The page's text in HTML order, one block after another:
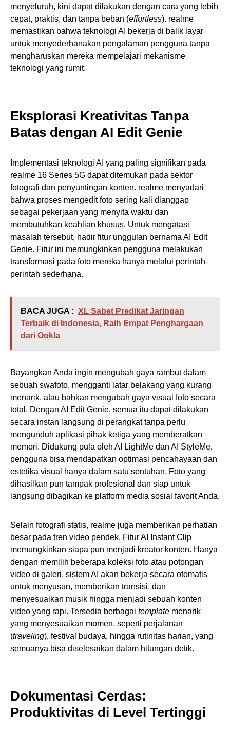
menyeluruh, kini dapat dilakukan dengan cara yang lebih
cepat, praktis, dan tanpa beban (effortless). realme
memastikan bahwa teknologi AI bekerja di balik layar
untuk menyederhanakan pengalaman pengguna tanpa
mengharuskan mereka mempelajari mekanisme
teknologi yang rumit.
Eksplorasi Kreativitas Tanpa
Batas dengan AI Edit Genie
Implementasi teknologi AI yang paling signifikan pada
realme 16 Series 5G dapat ditemukan pada sektor
fotografi dan penyuntingan konten. realme menyadari
bahwa proses mengedit foto sering kali dianggap
sebagai pekerjaan yang menyita waktu dan
membutuhkan keahlian khusus. Untuk mengatasi
masalah tersebut, hadir fitur unggulan bernama AI Edit
Genie. Fitur ini memungkinkan pengguna melakukan
transformasi pada foto mereka hanya melalui perintah-
perintah sederhana.
BACA JUGA : XL Sabet Predikat Jaringan
Terbaik di Indonesia, Raih Empat Penghargaan
dari Ookla
Bayangkan Anda ingin mengubah gaya rambut dalam
sebuah swafoto, mengganti latar belakang yang kurang
menarik, atau bahkan mengubah gaya visual foto secara
total. Dengan AI Edit Genie, semua itu dapat dilakukan
secara instan langsung di perangkat tanpa perlu
mengunduh aplikasi pihak ketiga yang memberatkan
memori. Didukung pula oleh AI LightMe dan AI StyleMe,
pengguna bisa mendapatkan optimasi pencahayaan dan
estetika visual hanya dalam satu sentuhan. Foto yang
dihasilkan pun tampak profesional dan siap untuk
langsung dibagikan ke platform media sosial favorit Anda.
Selain fotografi statis, realme juga memberikan perhatian
besar pada tren video pendek. Fitur AI Instant Clip
memungkinkan siapa pun menjadi kreator konten. Hanya
dengan memilih beberapa koleksi foto atau potongan
video di galeri, sistem AI akan bekerja secara otomatis
untuk menyusun, memberikan transisi, dan
menyesuaikan musik hingga menjadi sebuah konten
video yang rapi. Tersedia berbagai template menarik
yang menyesuaikan momen, seperti perjalanan
(traveling), festival budaya, hingga rutinitas harian, yang
semuanya bisa diselesaikan dalam hitungan detik.
Dokumentasi Cerdas:
Produktivitas di Level Tertinggi